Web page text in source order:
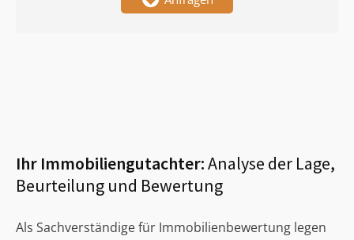
Ihr Immobiliengutachter:Analyse der Lage,
Beurteilung und Bewertung
Als Sachverständige für Immobilienbewertung legen